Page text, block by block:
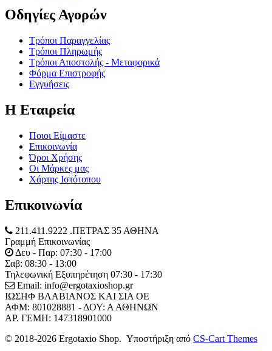
Οδηγίες Αγορών
Τρόποι Παραγγελίας
Τρόποι Πληρωμής
Τρόποι Αποστολής - Μεταφορικά
Φόρμα Επιστροφής
Εγγυήσεις
Η Εταιρεία
Ποιοι Είμαστε
Επικοινωνία
Όροι Χρήσης
Οι Μάρκες μας
Χάρτης Ιστότοπου
Επικοινωνία
211.411.9222 .ΠΕΤΡΑΣ 35 ΑΘΗΝΑ
Γραμμή Επικοινωνίας
Δευ - Παρ: 07:30 - 17:00
Σαβ: 08:30 - 13:00
Τηλεφωνική Εξυπηρέτηση 07:30 - 17:30
Email: info@ergotaxioshop.gr
ΙΩΣΗΦ ΒΛΑΒΙΑΝΟΣ ΚΑΙ ΣΙΑ ΟΕ
ΑΦΜ: 801028881 - ΔΟΥ: Α ΑΘΗΝΩΝ
ΑΡ. ΓΕΜΗ: 147318901000
© 2018-2026 Ergotaxio Shop. Υποστήριξη από CS-Cart Themes